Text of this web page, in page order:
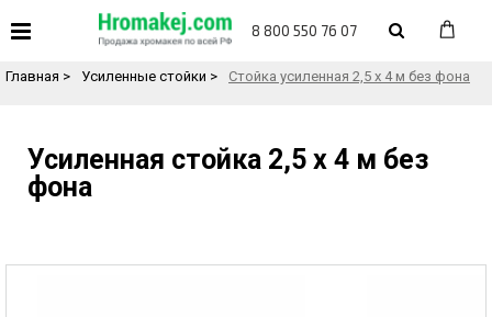
8 800 550 76 07
Назад в каталог товаров
Главная > Усиленные стойки > Стойка усиленная 2,5 х 4 м без фона
Усиленная стойка 2,5 х 4 м без
фона